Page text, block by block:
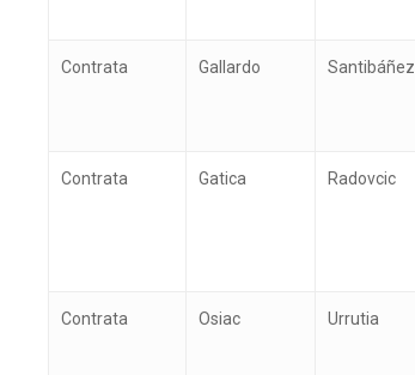
Contrata Gallardo Santibáñez
Contrata Gatica Radovcic
Contrata Osiac Urrutia